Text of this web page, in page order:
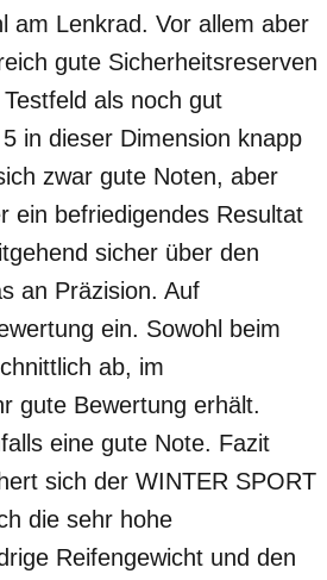
am Lenkrad. Vor allem aber
gute Sicherheitsreserven
als noch gut
in dieser Dimension knapp
zwar gute Noten, aber
ein befriedigendes Resultat
sicher über den
an Präzision. Auf
ein. Sowohl beim
ab, im
gute Bewertung erhält.
eine gute Note. Fazit
sich der WINTER SPORT
die sehr hohe
Reifengewicht und den